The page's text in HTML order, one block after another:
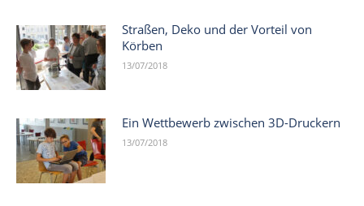
Straßen, Deko und der Vorteil von
Körben
13/07/2018
Ein Wettbewerb zwischen 3D-Druckern
13/07/2018